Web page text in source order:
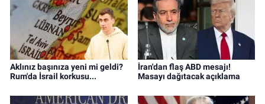
Aklınız başınıza yeni mi geldi?
Rum'da İsrail korkusu...
İran'dan flaş ABD mesajı!
Masayı dağıtacak açıklama